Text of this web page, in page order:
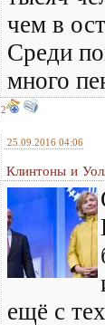
чем в
Среди
много
2
25.09.2016 04:06
Клинтоны и
ещё с